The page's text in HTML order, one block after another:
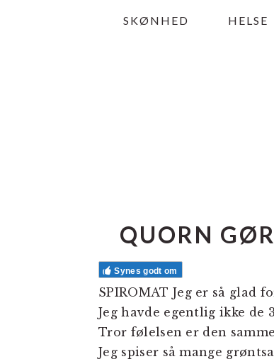
SKØNHED HELSE
QUORN
Synes godt om
SPIROMAT Jeg er så glad
Jeg havde egentlig ikke de
Tror følelsen er den
Jeg spiser så mange